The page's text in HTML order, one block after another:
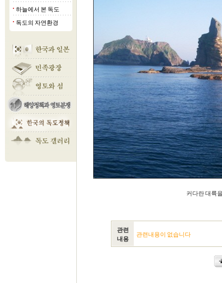
■ 하늘에서 본 독도
■ 독도의 자연환경
커다란 대륙
관련
내용
관련내용이 없습니다